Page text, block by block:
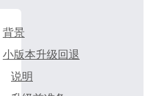
背景
小版本升级回退
说明